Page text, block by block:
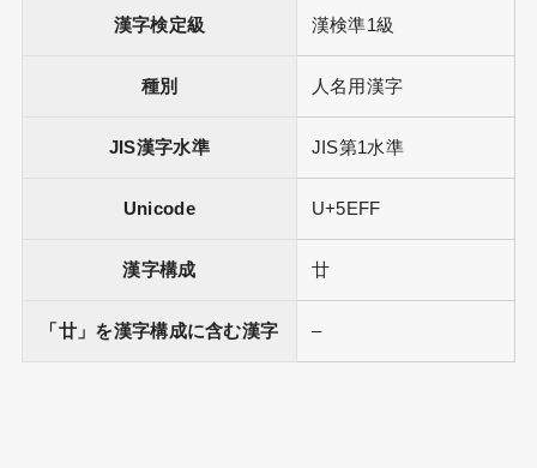
漢字検定級 漢検準1級
種別 人名用漢字
JIS漢字水準 JIS第1水準
Unicode U+5EFF
漢字構成 廿
「廿」を漢字構成に含む漢字 –